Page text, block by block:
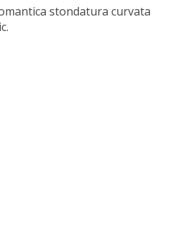
stondatura curvata